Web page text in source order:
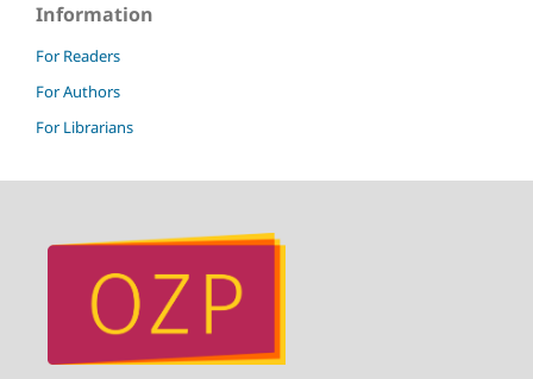
Information
For Readers
For Authors
For Librarians